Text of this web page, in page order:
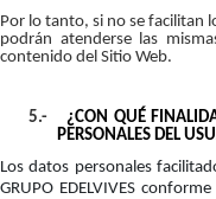
Por lo tanto, si no se facilitan
podrán atenderse las
contenido del Sitio Web.
5.-
¿CON QUÉ
PERSONALES DEL
Los datos personales
GRUPO EDELVIVES